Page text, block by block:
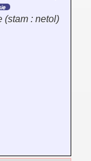
(stam : netol)